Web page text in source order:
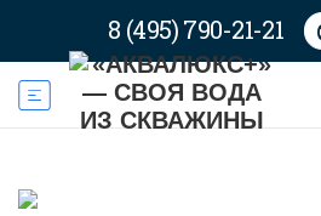
8 (495) 790-21-21